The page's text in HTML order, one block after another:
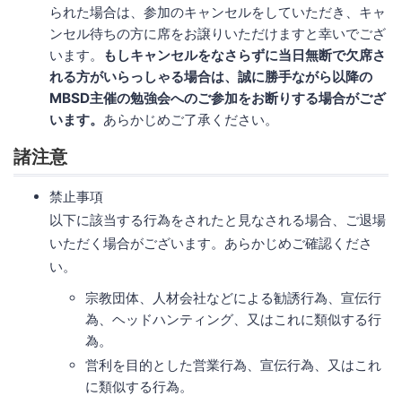
られた場合は、参加のキャンセルをしていただき、キャ
ンセル待ちの方に席をお譲りいただけますと幸いでござ
います。
もしキャンセルをなさらずに当日無断で欠席さ
れる方がいらっしゃる場合は、誠に勝手ながら以降の
MBSD主催の勉強会へのご参加をお断りする場合がござ
います。 あらかじめご了承ください。
諸注意
禁止事項
以下に該当する行為をされたと見なされる場合、ご退場
いただく場合がございます。あらかじめご確認くださ
い。
宗教団体、人材会社などによる勧誘行為、宣伝行
為、ヘッドハンティング、又はこれに類似する行
為。
営利を目的とした営業行為、宣伝行為、又はこれ
に類似する行為。